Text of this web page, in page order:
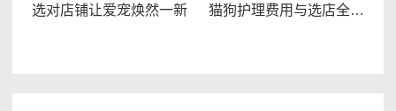
选对店铺让爱宠焕然一新
猫狗护理费用与选店全解